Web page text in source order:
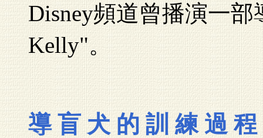
Disney頻道曾播演一
Kelly"。
導 盲 犬 的 訓 練 過 程